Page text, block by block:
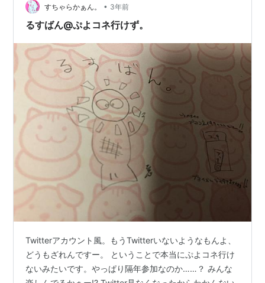
ことあるの(笑)。鬼太郎の幽霊…
すちゃらかぁん。 • 3年前
るすばん@ぷよコネ行けず。
Twitterアカウント風。もうTwitterいないようなもんよ、
どうもざれんですー。 ということで本当にぷよコネ行け
ないみたいです。やっぱり隔年参加なのか……？ みんな